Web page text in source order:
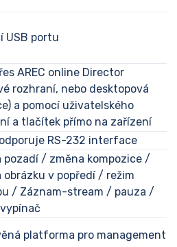
USB portu
AREC online Director
rozhraní, nebo desktopová
a pomocí uživatelského
a tlačítek přímo na zařízení
RS-232 interface
pozadí / změna kompozice /
obrázku v popředí / režim
/ Záznam-stream / pauza /
platforma pro management